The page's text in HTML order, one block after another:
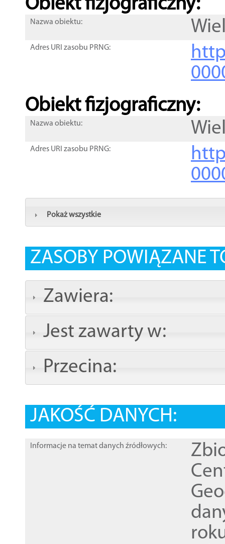
Obiekt fizjograficzny:
Nazwa obiektu:
Adres URI zasobu PRNG:
Obiekt fizjograficzny:
Nazwa obiektu:
Adres URI zasobu PRNG:
Pokaż wszystkie
ZASOBY POWIĄZANE
Zawiera:
Jest zawarty w:
Przecina:
JAKOŚĆ DANYCH:
Informacje na temat danych źródłowych: